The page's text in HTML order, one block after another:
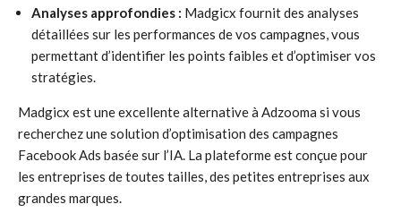
Analyses approfondies : Madgicx fournit des analyses
détaillées sur les performances de vos campagnes, vous
permettant d’identifier les points faibles et d’optimiser vos
stratégies.
Madgicx est une excellente alternative à Adzooma si vous
recherchez une solution d’optimisation des campagnes
Facebook Ads basée sur l’IA. La plateforme est conçue pour
les entreprises de toutes tailles, des petites entreprises aux
grandes marques.